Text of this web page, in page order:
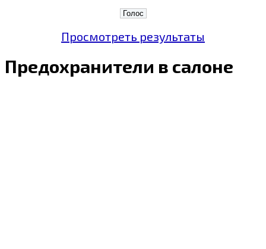
Просмотреть результаты
Предохранители в салоне